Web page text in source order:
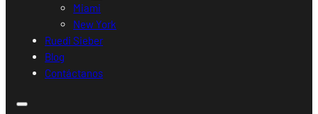
Miami
New York
Ruedi Sieber
Blog
Contáctanos